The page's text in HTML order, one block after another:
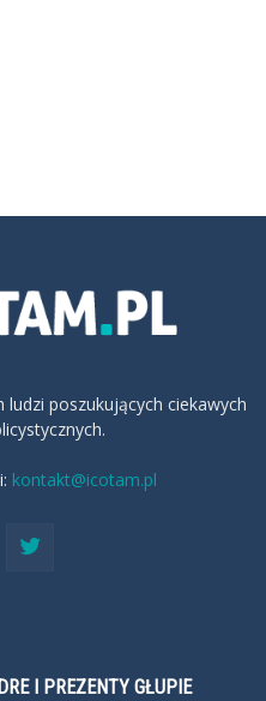
poszukujących ciekawych
kontakt@icotam.pl
I PREZENTY GŁUPIE